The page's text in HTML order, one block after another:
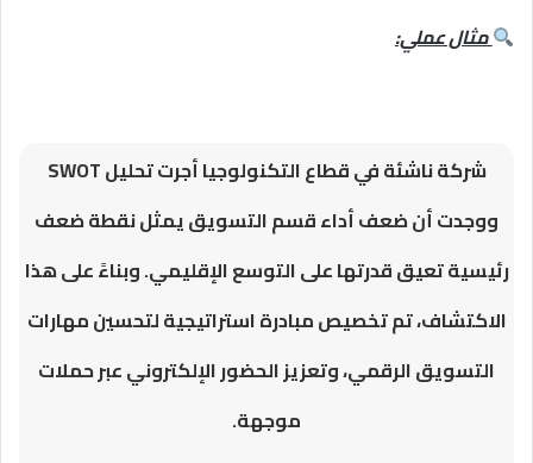
مثال عملي:
شركة ناشئة في قطاع التكنولوجيا أجرت تحليل SWOT
ووجدت أن ضعف أداء قسم التسويق يمثل نقطة ضعف
رئيسية تعيق قدرتها على التوسع الإقليمي. وبناءً على هذا
الاكتشاف، تم تخصيص مبادرة استراتيجية لتحسين مهارات
التسويق الرقمي، وتعزيز الحضور الإلكتروني عبر حملات
موجهة.